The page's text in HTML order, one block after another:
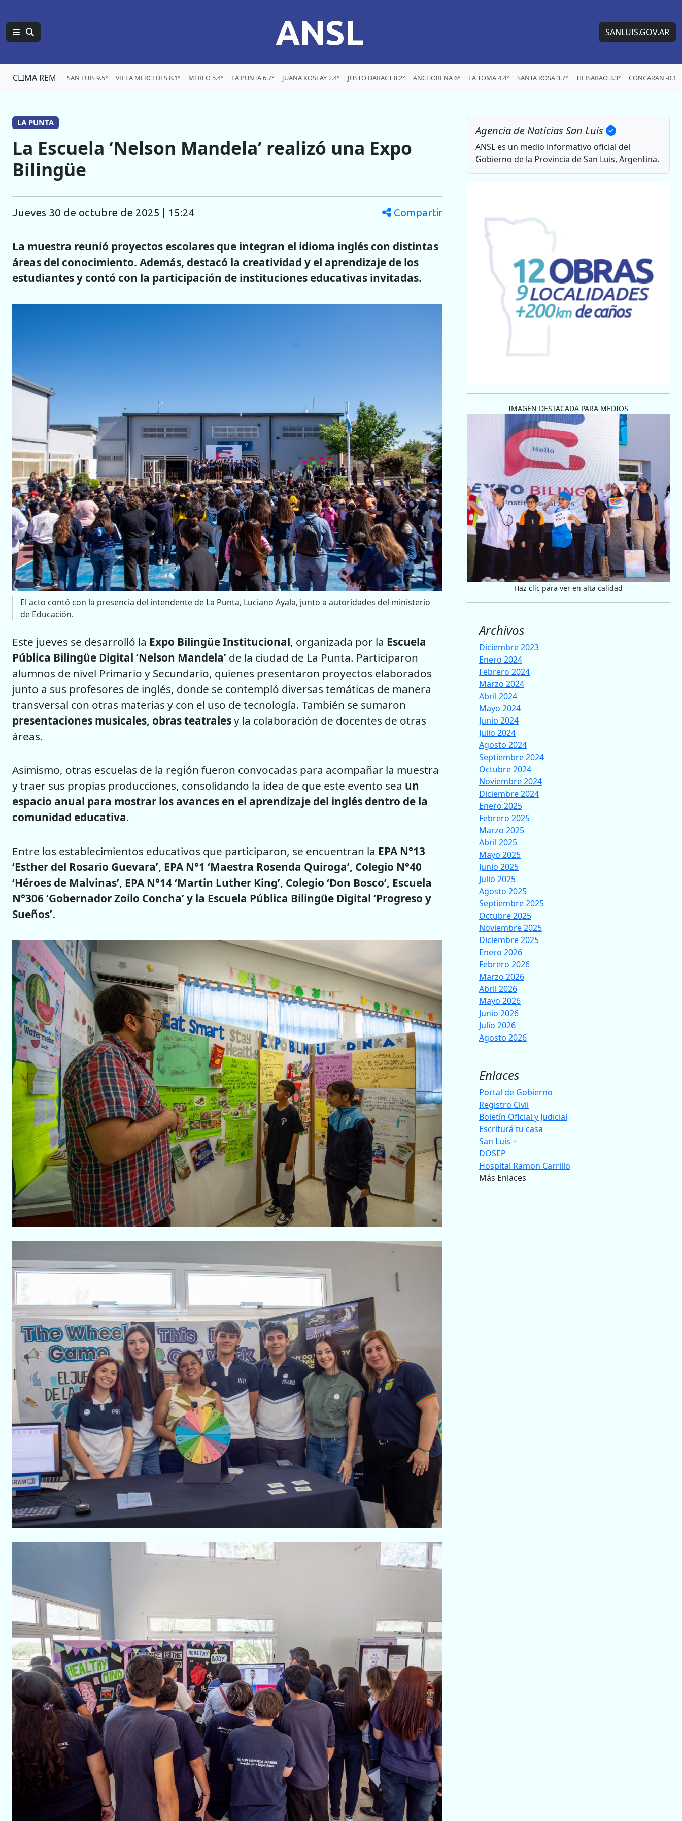
ANSL SANLUIS.GOV.AR
CLIMA REM SAN LUIS 9.5° VILLA MERCEDES 8.1° MERLO 5.4° LA PUNTA 6.7° JUANA KOSLAY 2.4° JUSTO DARACT 8.2° ANCHORENA 6° LA TOMA 4.4° SANTA ROSA 3.7° TILISARAO 3.3° CONCARAN -0.1°
LA PUNTA
La Escuela ‘Nelson Mandela’ realizó una Expo
Bilingüe
jueves 30 de octubre de 2025 | 15:24 Compartir
La muestra reunió proyectos escolares que integran el idioma inglés con distintas
áreas del conocimiento. Además, destacó la creatividad y el aprendizaje de los
estudiantes y contó con la participación de instituciones educativas invitadas.
El acto contó con la presencia del intendente de La Punta, Luciano Ayala, junto a autoridades del ministerio
de Educación.
Este jueves se desarrolló la Expo Bilingüe Institucional, organizada por la Escuela
Pública Bilingüe Digital ‘Nelson Mandela’ de la ciudad de La Punta. Participaron
alumnos de nivel Primario y Secundario, quienes presentaron proyectos elaborados
junto a sus profesores de inglés, donde se contempló diversas temáticas de manera
transversal con otras materias y con el uso de tecnología. También se sumaron
presentaciones musicales, obras teatralesy la colaboración de docentes de otras
áreas.
Asimismo, otras escuelas de la región fueron convocadas para acompañar la muestra
y traer sus propias producciones, consolidando la idea de que este evento sea un
espacio anual para mostrar los avances en el aprendizaje del inglés dentro de la
comunidad educativa.
Entre los establecimientos educativos que participaron, se encuentran la EPA N°13
‘Esther del Rosario Guevara’, EPA N°1 ‘Maestra Rosenda Quiroga’, Colegio N°40
‘Héroes de Malvinas’, EPA N°14 ‘Martin Luther King’, Colegio ‘Don Bosco’, Escuela
N°306 ‘Gobernador Zoilo Concha’ y la Escuela Pública Bilingüe Digital ‘Progreso y
Sueños’.
Agencia de Noticias San Luis
ANSL es un medio informativo oficial del
Gobierno de la Provincia de San Luis, Argentina.
IMAGEN DESTACADA PARA MEDIOS
Haz clic para ver en alta calidad
Archivos
Diciembre 2023
Enero 2024
Febrero 2024
Marzo 2024
Abril 2024
Mayo 2024
Junio 2024
Julio 2024
Agosto 2024
Septiembre 2024
Octubre 2024
Noviembre 2024
Diciembre 2024
Enero 2025
Febrero 2025
Marzo 2025
Abril 2025
Mayo 2025
Junio 2025
Julio 2025
Agosto 2025
Septiembre 2025
Octubre 2025
Noviembre 2025
Diciembre 2025
Enero 2026
Febrero 2026
Marzo 2026
Abril 2026
Mayo 2026
Junio 2026
Julio 2026
Agosto 2026
Enlaces
Portal de Gobierno
Registro Civil
Boletín Oficial y Judicial
Escriturá tu casa
San Luis +
DOSEP
Hospital Ramon Carrillo
Más Enlaces